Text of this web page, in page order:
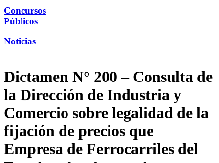
Concursos
Públicos
Noticias
Dictamen N° 200 – Consulta de
la Dirección de Industria y
Comercio sobre legalidad de la
fijación de precios que
Empresa de Ferrocarriles del